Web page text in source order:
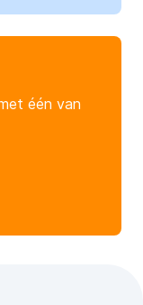
één van